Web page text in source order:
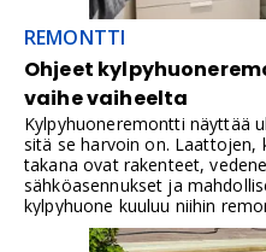
REMONTTI
Ohjeet
vaihe vaiheelta
Kylpyhuoneremontti näyttää
sitä se harvoin on. Laattojen,
takana ovat rakenteet,
sähköasennukset ja
kylpyhuone kuuluu niihin
paikkansa sanonta: "hyvin